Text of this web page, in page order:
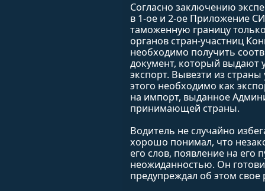
Согласно заключению
в 1-ое и 2-ое Приложение
таможенную границу
органов стран-участниц
необходимо получить
документ, который выдают
экспорт. Вывезти из
этого необходимо как
на импорт, выданное
принимающей страны.
Водитель не случайно
хорошо понимал, что
его слов, появление на его
неожиданностью. Он
предупреждал об этом свое